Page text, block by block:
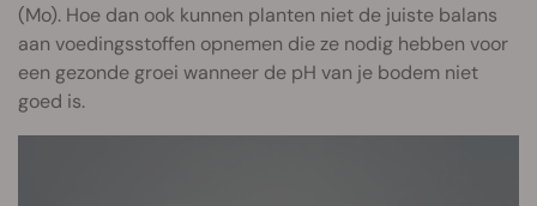
(Mo). Hoe dan ook kunnen planten niet de juiste balans
aan voedingsstoffen opnemen die ze nodig hebben voor
een gezonde groei wanneer de pH van je bodem niet
goed is.